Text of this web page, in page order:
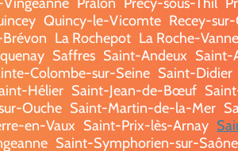
Quincy-le-Vicomte Recey-
La Rochepot La Roche-
Saffres Saint-Andeux Saint-
Colombe-sur-Seine Saint-Didier
Hélier Saint-Jean-de-Bœuf
Ouche Saint-Martin-de-la-Mer
en-Vaux Saint-Prix-lès-Arnay
Saint-Symphorien-sur-Saône